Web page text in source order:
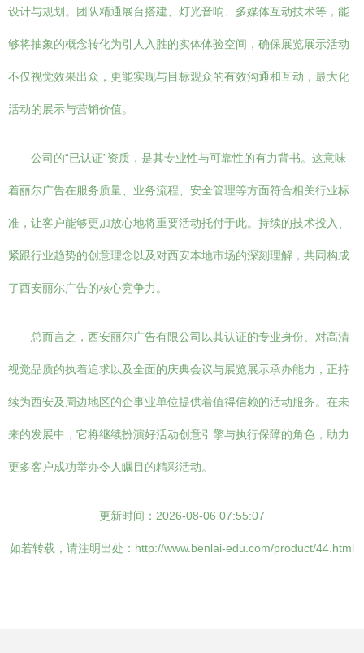
设计与规划。团队精通展台搭建、灯光音响、多媒体互动技术等，能
够将抽象的概念转化为引人入胜的实体体验空间，确保展览展示活动
不仅视觉效果出众，更能实现与目标观众的有效沟通和互动，最大化
活动的展示与营销价值。
公司的“已认证”资质，是其专业性与可靠性的有力背书。这意味
着丽尔广告在服务质量、业务流程、安全管理等方面符合相关行业标
准，让客户能够更加放心地将重要活动托付于此。持续的技术投入、
紧跟行业趋势的创意理念以及对西安本地市场的深刻理解，共同构成
了西安丽尔广告的核心竞争力。
总而言之，西安丽尔广告有限公司以其认证的专业身份、对高清
视觉品质的执着追求以及全面的庆典会议与展览展示承办能力，正持
续为西安及周边地区的企事业单位提供着值得信赖的活动服务。在未
来的发展中，它将继续扮演好活动创意引擎与执行保障的角色，助力
更多客户成功举办令人瞩目的精彩活动。
更新时间：2026-08-06 07:55:07
如若转载，请注明出处：http://www.benlai-edu.com/product/44.html